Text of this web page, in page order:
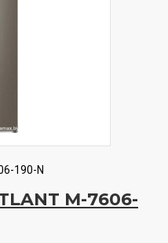
190-N
М-7606-